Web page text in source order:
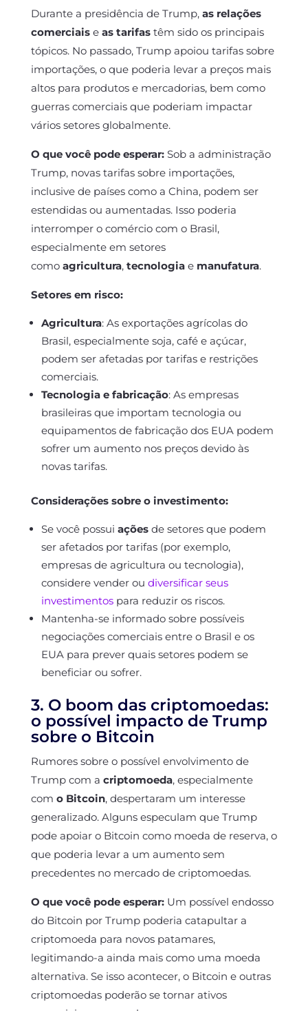
Durante a presidência de Trump, as relações
comerciais e as tarifas têm sido os principais
tópicos. No passado, Trump apoiou tarifas sobre
importações, o que poderia levar a preços mais
altos para produtos e mercadorias, bem como
guerras comerciais que poderiam impactar
vários setores globalmente.
O que você pode esperar: Sob a administração
Trump, novas tarifas sobre importações,
inclusive de países como a China, podem ser
estendidas ou aumentadas. Isso poderia
interromper o comércio com o Brasil,
especialmente em setores
como agricultura, tecnologia e manufatura.
Setores em risco:
Agricultura: As exportações agrícolas do
Brasil, especialmente soja, café e açúcar,
podem ser afetadas por tarifas e restrições
comerciais.
Tecnologia e fabricação: As empresas
brasileiras que importam tecnologia ou
equipamentos de fabricação dos EUA podem
sofrer um aumento nos preços devido às
novas tarifas.
Considerações sobre o investimento:
Se você possui ações de setores que podem
ser afetados por tarifas (por exemplo,
empresas de agricultura ou tecnologia),
considere vender ou diversificar seus
investimentos para reduzir os riscos.
Mantenha-se informado sobre possíveis
negociações comerciais entre o Brasil e os
EUA para prever quais setores podem se
beneficiar ou sofrer.
3. O boom das criptomoedas:
o possível impacto de Trump
sobre o Bitcoin
Rumores sobre o possível envolvimento de
Trump com a criptomoeda, especialmente
com o Bitcoin, despertaram um interesse
generalizado. Alguns especulam que Trump
pode apoiar o Bitcoin como moeda de reserva, o
que poderia levar a um aumento sem
precedentes no mercado de criptomoedas.
O que você pode esperar: Um possível endosso
do Bitcoin por Trump poderia catapultar a
criptomoeda para novos patamares,
legitimando-a ainda mais como uma moeda
alternativa. Se isso acontecer, o Bitcoin e outras
criptomoedas poderão se tornar ativos